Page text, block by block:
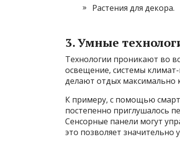
Растения для декора.
3. Умные
Технологии проникают во
освещение, системы
делают отдых максимально
К примеру, с помощью
постепенно приглушалось
Сенсорные панели могут
это позволяет значительно